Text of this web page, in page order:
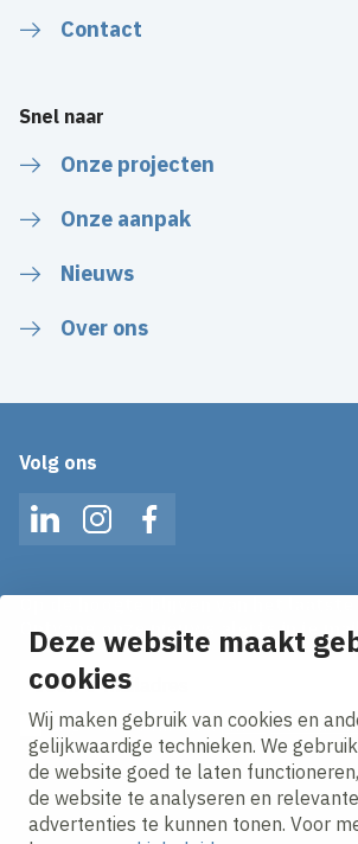
Deze website maakt
cookies
Wij maken gebruik van cookies en
gelijkwaardige technieken. We
de website goed te laten
de website te analyseren en
advertenties te kunnen tonen. Voor
Contact
Snel naar
Onze projecten
Onze aanpak
Nieuws
Over ons
Volg ons
LinkedInInstagramFacebook
Ontvang onze nieuws alerts in je
E-mailadres
Ik ga akkoord met hetprivacy